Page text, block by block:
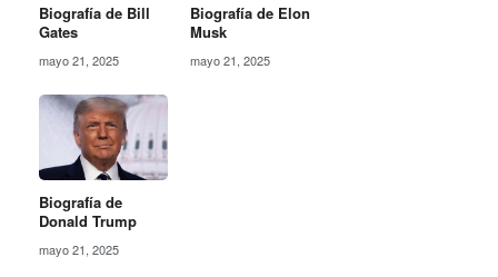
Biografía de Bill
Gates
mayo 21, 2025
Biografía de Elon
Musk
mayo 21, 2025
Biografía de
Donald Trump
mayo 21, 2025